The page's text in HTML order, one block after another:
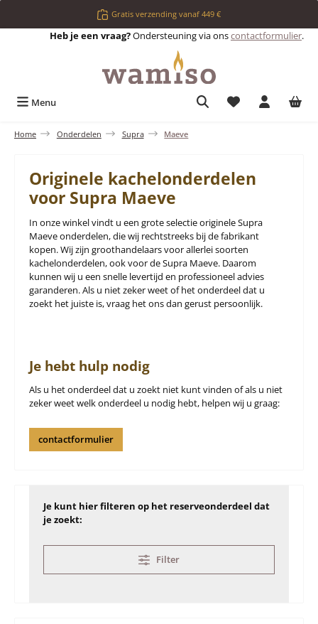
Ga naar de hoofdinhoudGratis verzending vanaf 449 €
Heb je een vraag?Ondersteuning via onscontactformulier.
Menu Je hebt 0 items
Home Onderdelen Supra Maeve
Originele kachelonderdelen
voor Supra Maeve
In onze winkel vindt u een grote selectie originele Supra
Maeve onderdelen, die wij rechtstreeks bij de fabrikant
kopen. Wij zijn groothandelaars voor allerlei soorten
kachelonderdelen, ook voor de Supra Maeve. Daarom
kunnen wij u een snelle levertijd en professioneel advies
garanderen. Als u niet zeker weet of het onderdeel dat u
zoekt het juiste is, vraag het ons dan gerust persoonlijk.
Je hebt hulp nodig
Als u het onderdeel dat u zoekt niet kunt vinden of als u niet
zeker weet welk onderdeel u nodig hebt, helpen wij u graag:
contactformulier
Je kunt hier filteren op het reserveonderdeel dat
je zoekt:
Filter